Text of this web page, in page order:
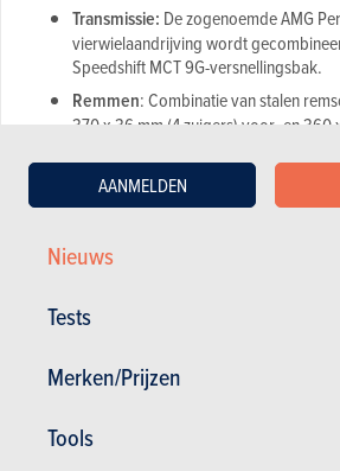
Nieuws
Tests
Merken/Prijzen
Tools
AANMELDEN
Transmissie: De zogenoemde AMG
vierwielaandrijving wordt
Speedshift MCT 9G-versnellingsbak.
Remmen: Combinatie van stalen
370 x 36 mm (4 zuigers) voor- en 360
Chassis:AMG Ride Control-systeem
vierwielaandrijving, instelbare
upmogelijkheden (Comfort, Sport,
Prestaties:
Uitrusting: De Mercedes-AMG GLC 43
geleverd met het AMG Black Sports
Leveringen